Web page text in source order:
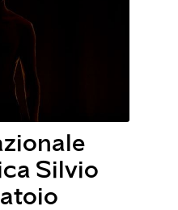
Silvio